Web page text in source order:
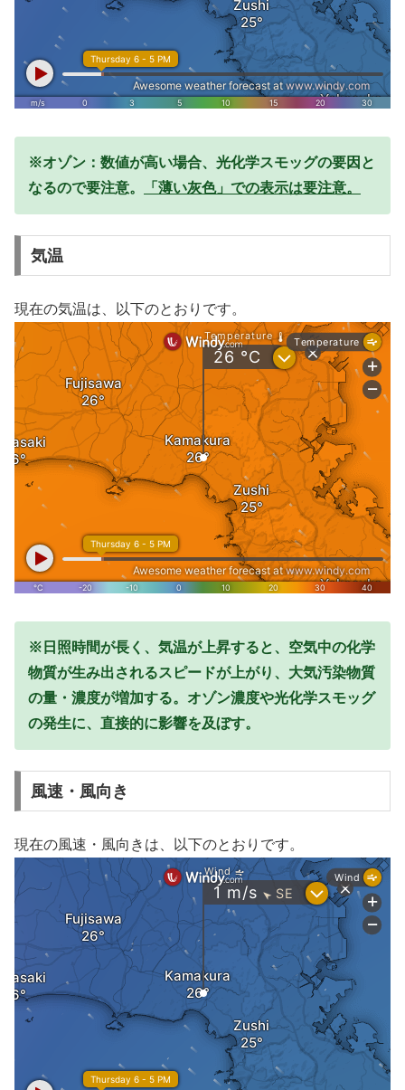
※オゾン：数値が高い場合、光化学スモッグの要因と
なるので要注意。
「薄い灰色」での表示は要注意。
気温
現在の気温は、以下のとおりです。
※日照時間が長く、気温が上昇すると、空気中の化学
物質が生み出されるスピードが上がり、大気汚染物質
の量・濃度が増加する。オゾン濃度や光化学スモッグ
の発生に、直接的に影響を及ぼす。
風速・風向き
現在の風速・風向きは、以下のとおりです。